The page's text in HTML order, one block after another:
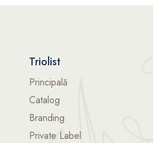
Triolist
Principală
Catalog
Branding
Private Label